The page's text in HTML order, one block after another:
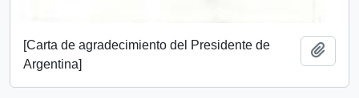
[Carta de agradecimiento del Presidente de
Argentina]